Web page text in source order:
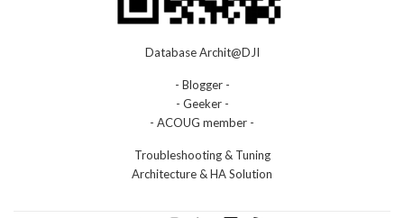
Database Archit@DJI
- Blogger -
- Geeker -
- ACOUG member -
Troubleshooting & Tuning
Architecture & HA Solution